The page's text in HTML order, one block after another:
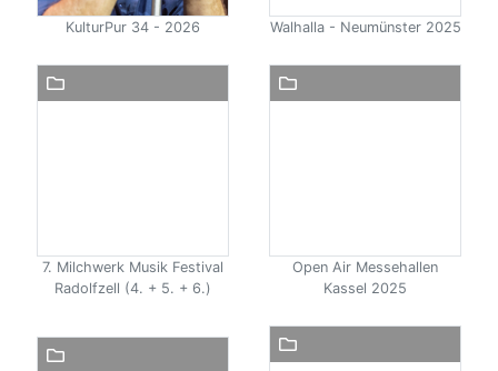
KulturPur 34 - 2026 Walhalla - Neumünster 2025
7. Milchwerk Musik Festival
Radolfzell (4. + 5. + 6.)
Open Air Messehallen
Kassel 2025